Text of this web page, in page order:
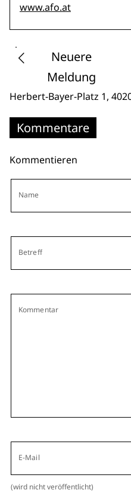
www.afo.at
Neuere
Meldung
Herbert-Bayer-Platz 1,
Kommentare
Kommentieren
Name
Betreff
Kommentar
E-Mail
(wird nicht veröffentlicht)